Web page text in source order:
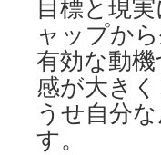
目標と現
ャップか
有効な動
感が大き
うせ自分
す。